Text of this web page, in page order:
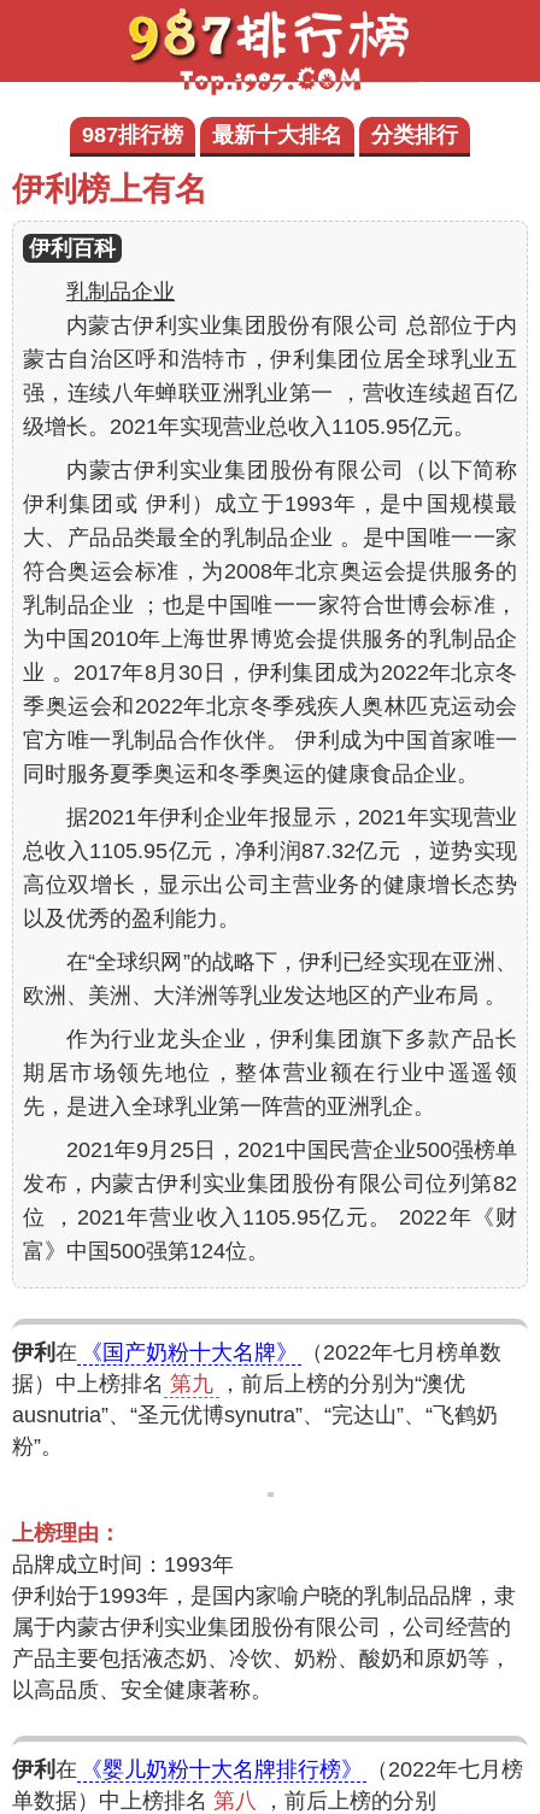
987排行榜 最新十大排名 分类排行
伊利榜上有名
伊利百科
乳制品企业
内蒙古伊利实业集团股份有限公司 总部位于内
蒙古自治区呼和浩特市，伊利集团位居全球乳业五
强，连续八年蝉联亚洲乳业第一 ，营收连续超百亿
级增长。2021年实现营业总收入1105.95亿元。
内蒙古伊利实业集团股份有限公司（以下简称
伊利集团或 伊利）成立于1993年，是中国规模最
大、产品品类最全的乳制品企业 。是中国唯一一家
符合奥运会标准，为2008年北京奥运会提供服务的
乳制品企业 ；也是中国唯一一家符合世博会标准，
为中国2010年上海世界博览会提供服务的乳制品企
业 。2017年8月30日，伊利集团成为2022年北京冬
季奥运会和2022年北京冬季残疾人奥林匹克运动会
官方唯一乳制品合作伙伴。 伊利成为中国首家唯一
同时服务夏季奥运和冬季奥运的健康食品企业。
据2021年伊利企业年报显示，2021年实现营业
总收入1105.95亿元，净利润87.32亿元 ，逆势实现
高位双增长，显示出公司主营业务的健康增长态势
以及优秀的盈利能力。
在“全球织网”的战略下，伊利已经实现在亚洲、
欧洲、美洲、大洋洲等乳业发达地区的产业布局 。
作为行业龙头企业，伊利集团旗下多款产品长
期居市场领先地位，整体营业额在行业中遥遥领
先，是进入全球乳业第一阵营的亚洲乳企。
2021年9月25日，2021中国民营企业500强榜单
发布，内蒙古伊利实业集团股份有限公司位列第82
位 ，2021年营业收入1105.95亿元。 2022年《财
富》中国500强第124位。
伊利 在 《国产奶粉十大名牌》
（2022年七月榜单数
据）中上榜排名 第九
，前后上榜的分别为“澳优
ausnutria”、“圣元优博synutra”、“完达山”、“飞鹤奶
粉”。
上榜理由：
品牌成立时间：1993年
伊利始于1993年，是国内家喻户晓的乳制品品牌，隶
属于内蒙古伊利实业集团股份有限公司，公司经营的
产品主要包括液态奶、冷饮、奶粉、酸奶和原奶等，
以高品质、安全健康著称。
伊利 在 《婴儿奶粉十大名牌排行榜》
（2022年七月榜
单数据）中上榜排名 第八
，前后上榜的分别